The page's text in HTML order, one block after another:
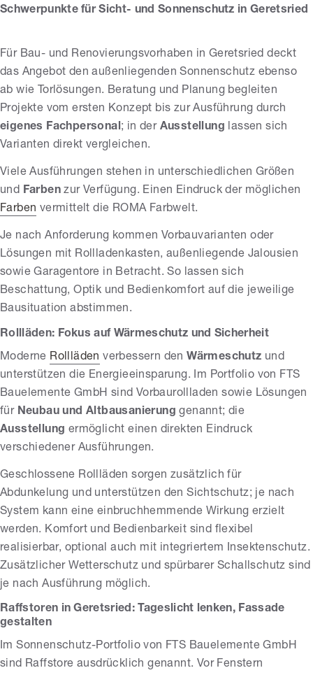
Schwerpunkte für Sicht- und Sonnenschutz in Geretsried
Für Bau- und Renovierungsvorhaben in Geretsried deckt
das Angebot den außenliegenden Sonnenschutz ebenso
ab wie Torlösungen. Beratung und Planung begleiten
Projekte vom ersten Konzept bis zur Ausführung durch
eigenes Fachpersonal; in der Ausstellung lassen sich
Varianten direkt vergleichen.
Viele Ausführungen stehen in unterschiedlichen Größen
und Farben zur Verfügung. Einen Eindruck der möglichen
Farben vermittelt die ROMA Farbwelt.
Je nach Anforderung kommen Vorbauvarianten oder
Lösungen mit Rollladenkasten, außenliegende Jalousien
sowie Garagentore in Betracht. So lassen sich
Beschattung, Optik und Bedienkomfort auf die jeweilige
Bausituation abstimmen.
Rollläden: Fokus auf Wärmeschutz und Sicherheit
Moderne Rollläden verbessern den Wärmeschutz und
unterstützen die Energieeinsparung. Im Portfolio von FTS
Bauelemente GmbH sind Vorbaurollladen sowie Lösungen
für Neubau und Altbausanierung genannt; die
Ausstellung ermöglicht einen direkten Eindruck
verschiedener Ausführungen.
Geschlossene Rollläden sorgen zusätzlich für
Abdunkelung und unterstützen den Sichtschutz; je nach
System kann eine einbruchhemmende Wirkung erzielt
werden. Komfort und Bedienbarkeit sind flexibel
realisierbar, optional auch mit integriertem Insektenschutz.
Zusätzlicher Wetterschutz und spürbarer Schallschutz sind
je nach Ausführung möglich.
Raffstoren in Geretsried: Tageslicht lenken, Fassade
gestalten
Im Sonnenschutz-Portfolio von FTS Bauelemente GmbH
sind Raffstore ausdrücklich genannt. Vor Fenstern